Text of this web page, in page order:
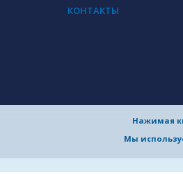
Нажимая
Мы
КОНТАКТЫ